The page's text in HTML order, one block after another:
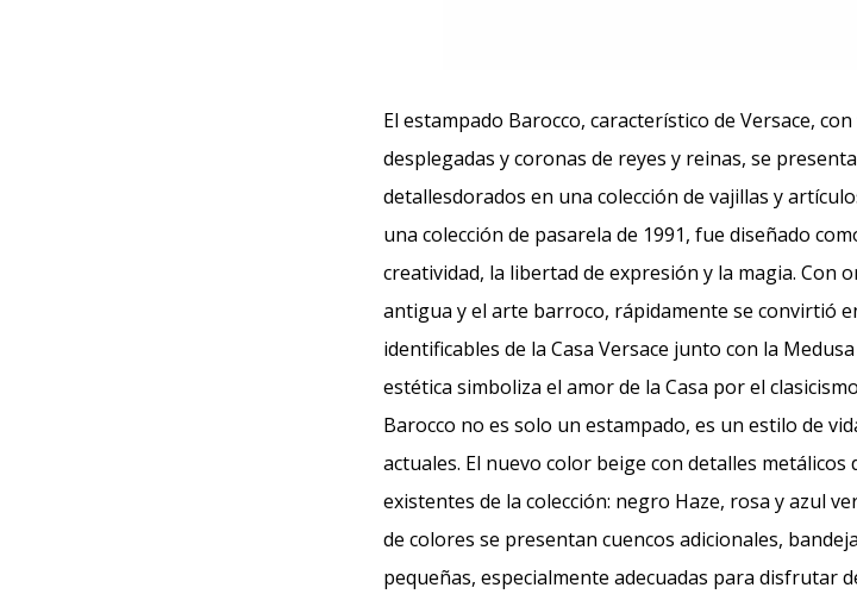
El estampado Barocco, característico de Versace,
desplegadas y coronas de reyes y reinas, se
detallesdorados en una colección de vajillas y
una colección de pasarela de 1991, fue diseñado
creatividad, la libertad de expresión y la magia. Con
antigua y el arte barroco, rápidamente se convirtió
identificables de la Casa Versace junto con la
estética simboliza el amor de la Casa por el
Barocco no es solo un estampado, es un estilo de
actuales. El nuevo color beige con detalles metálicos
existentes de la colección: negro Haze, rosa y azul
de colores se presentan cuencos adicionales,
pequeñas, especialmente adecuadas para disfrutar